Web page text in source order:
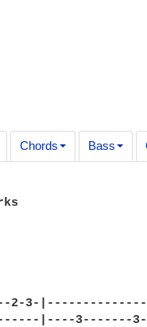
Chords Bass
2-3-
|----3-------